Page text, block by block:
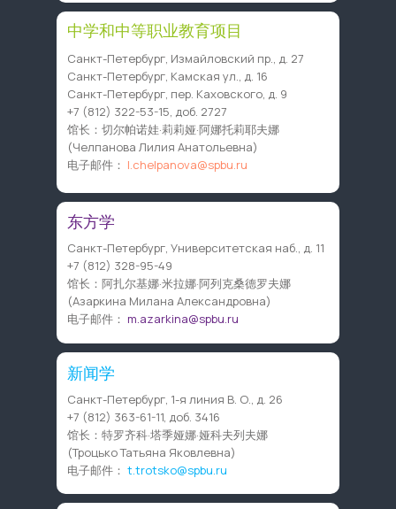
Санкт-Петербург, Университетская наб., д. 11
+7 (812) 328-95-49
馆长：阿扎尔基娜·米拉娜·阿列克桑德罗夫娜
(Азаркина Милана Александровна)
电子邮件： m.azarkina@spbu.ru
东方学
Санкт-Петербург, 1-я линия В. О., д. 26
+7 (812) 363-61-11, доб. 3416
馆长：特罗齐科·塔季娅娜·娅科夫列夫娜
(Троцько Татьяна Яковлевна)
电子邮件： t.trotsko@spbu.ru
新闻学
Санкт-Петербург, Измайловский пр., д. 27
Санкт-Петербург, Камская ул., д. 16
Санкт-Петербург, пер. Каховского, д. 9
+7 (812) 322-53-15, доб. 2727
馆长：切尔帕诺娃·莉莉娅·阿娜托莉耶夫娜
(Челпанова Лилия Анатольевна)
电子邮件： l.chelpanova@spbu.ru
中学和中等职业教育项目